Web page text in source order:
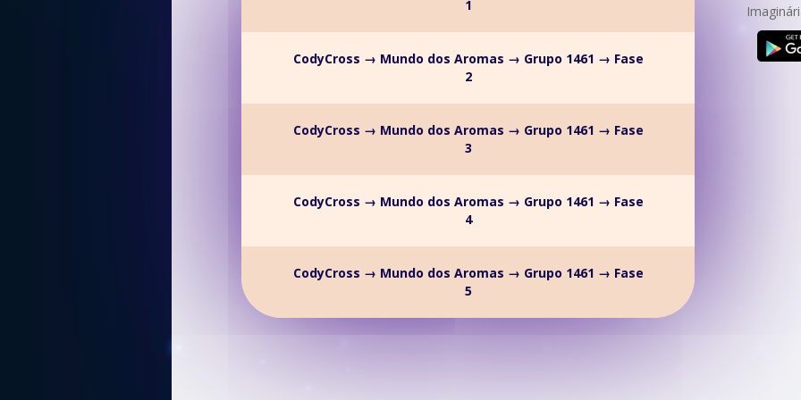
1
CodyCross → Mundo dos Aromas → Grupo 1461 → Fase
2
CodyCross → Mundo dos Aromas → Grupo 1461 → Fase
3
CodyCross → Mundo dos Aromas → Grupo 1461 → Fase
4
CodyCross → Mundo dos Aromas → Grupo 1461 → Fase
5